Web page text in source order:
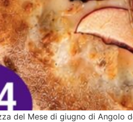
del Mese di giugno di Angolo